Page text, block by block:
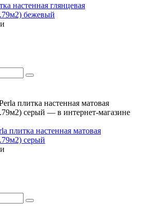
настенная глянцевая
бежевый
плитка настенная матовая
серый